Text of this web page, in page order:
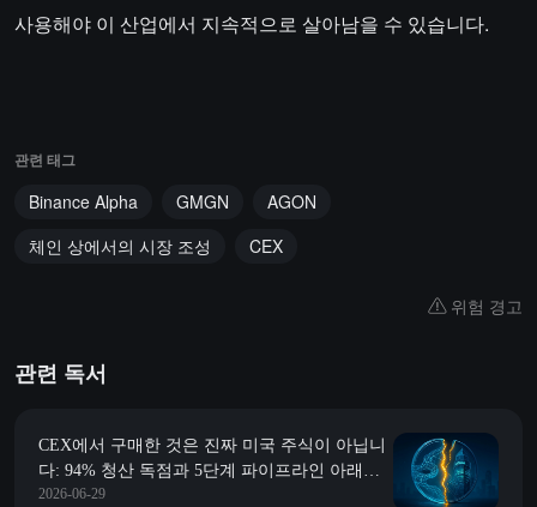
사용해야 이 산업에서 지속적으로 살아남을 수 있습니다.
관련 태그
Binance Alpha GMGN
AGON
체인 상에서의 시장 조성
CEX
위험 경고
관련 독서
CEX에서 구매한 것은 진짜 미국 주식이 아닙니
다: 94% 청산 독점과 5단계 파이프라인 아래의
권리 증발 분석
2026-06-29